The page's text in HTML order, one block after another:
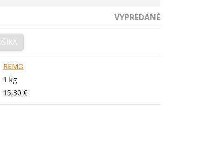
VYPREDANÉ
REMO
1 kg
15,30 €